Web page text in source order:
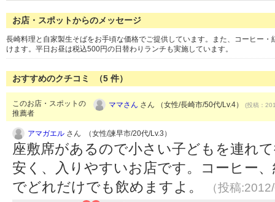
お店・スポットからのメッセージ
長崎料理と自家製生そばをお手頃な価格でご提供しています。また、コーヒー
けます。平日お昼は税込500円の日替わりランチも実施しています。
おすすめのクチコミ （5 件）
このお店・スポットの
推薦者
ママさん さん （女性/長崎市/50代/Lv.4） (投稿：
アマガエル さん （女性/諫早市/20代/Lv.3）
座敷席があるので小さい子どもを連れ
安く、入りやすいお店です。コーヒー
でどれだけでも飲めますよ。
（投稿